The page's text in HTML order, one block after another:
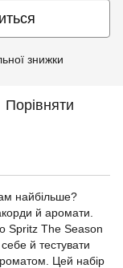
знижки
Порівняти
найбільше?
й аромати.
Spritz The Season
й тестувати
Цей набір